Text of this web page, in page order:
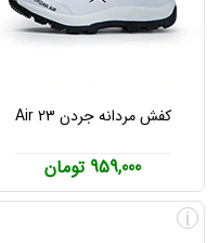
کفش مردانه جردن Air 23
959,000 تومان
i